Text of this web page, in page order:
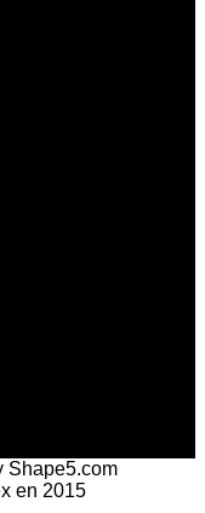
Shape5.com
en 2015